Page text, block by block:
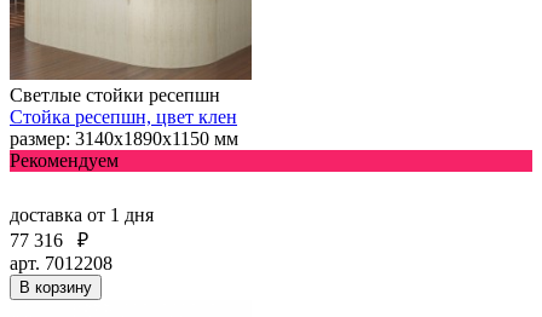
Светлые стойки ресепшн
Стойка ресепшн, цвет клен
размер: 3140х1890х1150 мм
Рекомендуем
доставка от 1 дня
77 316
₽
арт. 7012208
В корзину